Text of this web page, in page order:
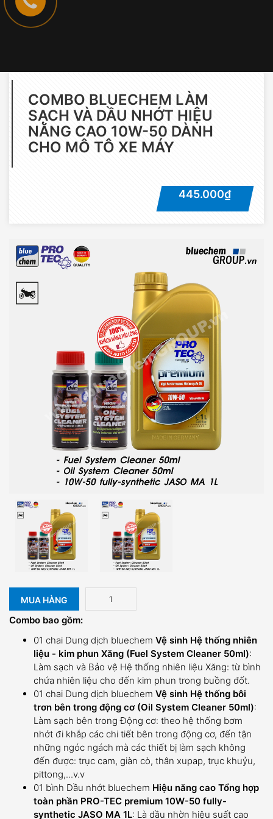
COMBO BLUECHEM LÀM
SẠCH VÀ DẦU NHỚT HIỆU
NĂNG CAO 10W-50 DÀNH
CHO MÔ TÔ XE MÁY
445.000₫
MUA HÀNG
Combo bao gồm:
01 chai Dung dịch bluechem Vệ sinh Hệ thống nhiên
liệu - kim phun Xăng (Fuel System Cleaner 50ml):
Làm sạch và Bảo vệ Hệ thống nhiên liệu Xăng: từ bình
chứa nhiên liệu cho đến kim phun trong buồng đốt.
01 chai Dung dịch bluechem Vệ sinh Hệ thống bôi
trơn bên trong động cơ (Oil System Cleaner 50ml):
Làm sạch bên trong Động cơ: theo hệ thống bơm
nhớt đi khắp các chi tiết bên trong động cơ, đến tận
những ngóc ngách mà các thiết bị làm sạch không
đến được: trục cam, giàn cò, thân xupap, trục khuỷu,
pittong,...v.v
01 bình Dầu nhớt bluechem Hiệu năng cao Tổng hợp
toàn phần PRO-TEC premium 10W-50 fully-
synthetic JASO MA 1L: Là dầu nhờn hiệu suất cao